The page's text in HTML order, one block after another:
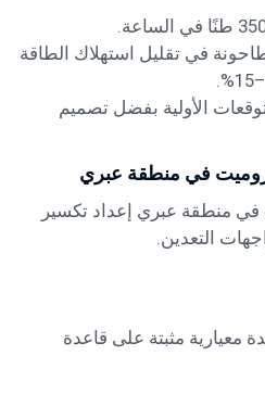
في تقليل استهلاك الطاقة
الأولية بفضل تصميم
في منطقة عبري إعداد تكسير
التعدين.
معيارية مثبتة على قاعدة